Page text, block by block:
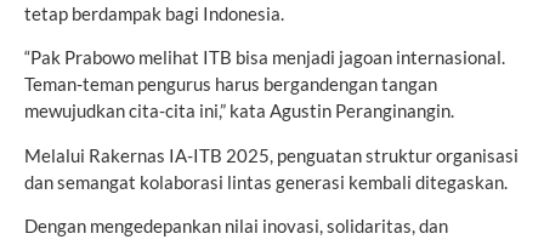
tetap berdampak bagi Indonesia.
“Pak Prabowo melihat ITB bisa menjadi jagoan internasional.
Teman-teman pengurus harus bergandengan tangan
mewujudkan cita-cita ini,” kata Agustin Peranginangin.
Melalui Rakernas IA-ITB 2025, penguatan struktur organisasi
dan semangat kolaborasi lintas generasi kembali ditegaskan.
Dengan mengedepankan nilai inovasi, solidaritas, dan